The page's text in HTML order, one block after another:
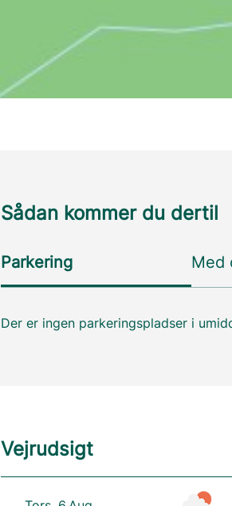
Sådan kommer du dertil
Parkering Med
Der er ingen parkeringspladser i
Vejrudsigt